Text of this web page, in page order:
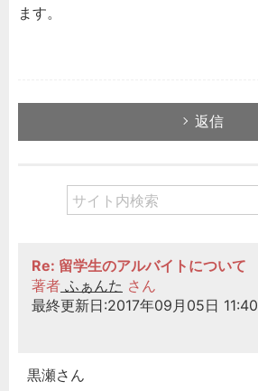
ます。
返信
Re: 留学生のアルバイトについて
著者 ふぁんた さん
最終更新日:2017年09月05日 11:40
黒瀬さん